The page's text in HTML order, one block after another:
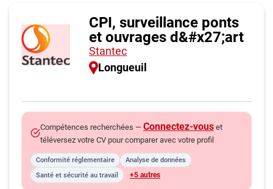
CPI, surveillance ponts
et ouvrages d&#x27;art
Stantec
Longueuil
Compétences recherchées — Connectez-vous et
téléversez votre CV pour comparer avec votre profil
Conformité réglementaire
Analyse de données
Santé et sécurité au travail
+5 autres